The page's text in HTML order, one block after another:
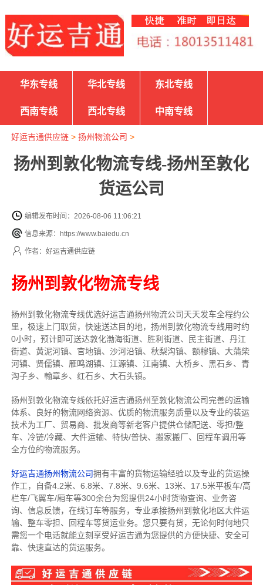
华东专线 华北专线 东北专线
西南专线 西北专线 中南专线
好运吉通供应链> 扬州物流公司 >
扬州到敦化物流专线-扬州至敦化
货运公司
编辑发布时间：2026-08-06 11:06:21
信息来源：https://www.baiedu.cn
作者：好运吉通供应链
扬州到敦化物流专线
扬州到敦化物流专线优选好运吉通扬州物流公司天天发车全程约公
里， 极速上门取货，快速送达目的地，扬州到敦化物流专线用时约
0小时，预计即可送达敦化渤海街道、胜利街道、民主街道、丹江
街道、黄泥河镇、官地镇、沙河沿镇、秋梨沟镇、额穆镇、大蒲柴
河镇、贤儒镇、雁鸣湖镇、江源镇、江南镇、大桥乡、黑石乡、青
沟子乡、翰章乡、红石乡、大石头镇。
扬州到敦化物流专线依托好运吉通扬州至敦化物流公司完善的运输
体系、良好的物流网络资源、优质的物流服务质量以及专业的装运
技术为工厂、贸易商、批发商等新老客户提供仓储配送、零担/整
车、冷链/冷藏、大件运输、特快/普快、搬家搬厂、回程车调用等
全方位的物流服务。
好运吉通扬州物流公司拥有丰富的货物运输经验以及专业的货运操
作工，自备4.2米、6.8米、7.8米、9.6米、13米、17.5米平板车/高
栏车/飞翼车/厢车等300余台为您提供24小时货物查询、业务咨
询、信息反馈，在线订车等服务， 专业承接扬州到敦化地区大件运
输、整车零担、回程车等货运业务。 您只要有货，无论何时何地只
需您一个电话就能立刻享受好运吉通为您提供的方便快捷、安全可
靠、快速直达的货运服务。